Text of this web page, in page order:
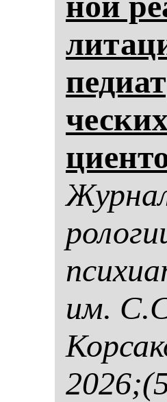
им.